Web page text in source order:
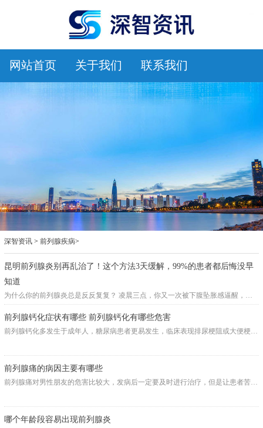
网站首页 关于我们 联系我们
深智资讯 > 前列腺疾病>
昆明前列腺炎别再乱治了！这个方法3天缓解，99%的患者都后悔没早
知道
前列腺钙化症状有哪些 前列腺钙化有哪些危害
前列腺痛的病因主要有哪些
哪个年龄段容易出现前列腺炎